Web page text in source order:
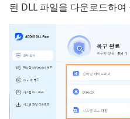
된 DLL 파일을 다운로드하